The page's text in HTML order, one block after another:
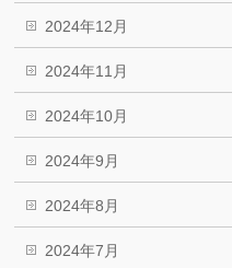
2024年12月
2024年11月
2024年10月
2024年9月
2024年8月
2024年7月